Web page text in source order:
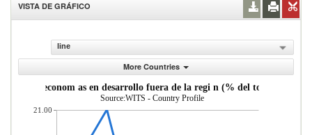
VISTA DE GRÁFICO
line
More Countries
desde econom as en desarrollo fuera de la regi n (% del total de
Source:WITS - Country Profile
21.00